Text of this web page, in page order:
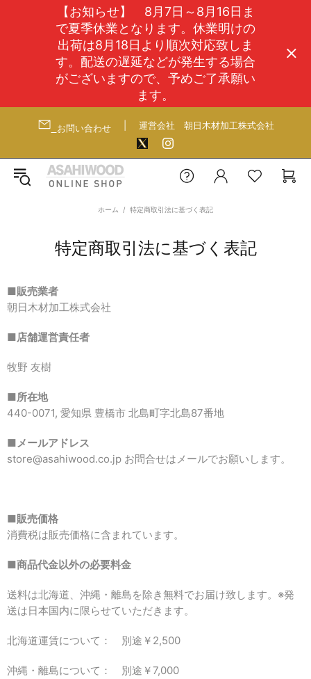
【お知らせ】 8月7日～8月16日ま
で夏季休業となります。休業明けの
出荷は8月18日より順次対応致しま
す。配送の遅延などが発生する場合
がございますので、予めご了承願い
ます。
お問い合わせ 運営会社 朝日木材加工株式会社
ホーム 特定商取引法に基づく表記
特定商取引法に基づく表記
■販売業者
朝日木材加工株式会社
■店舗運営責任者
牧野 友樹
■所在地
440-0071, 愛知県 豊橋市 北島町字北島87番地
■メールアドレス
store@asahiwood.co.jp お問合せはメールでお願いします。
■販売価格
消費税は販売価格に含まれています。
■商品代金以外の必要料金
送料は北海道、沖縄・離島を除き無料でお届け致します。※発
送は日本国内に限らせていただきます。
北海道運賃について： 別途￥ 2,500
沖縄・離島について： 別途￥7,000